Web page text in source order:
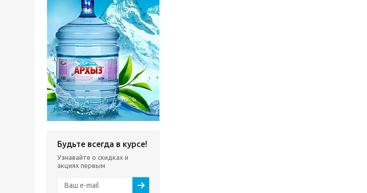
Будьте всегда в курсе!
Узнавайте о скидках и
акциях первым